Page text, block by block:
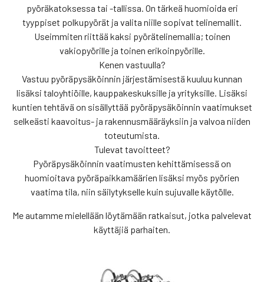
pyöräkatoksessa tai -tallissa. On tärkeä huomioida eri
tyyppiset polkupyörät ja valita niille sopivat telinemallit.
Useimmiten riittää kaksi pyörätelinemallia; toinen
vakiopyörille ja toinen erikoinpyörille.
Kenen vastuulla?
Vastuu pyöräpysäköinnin järjestämisestä kuuluu kunnan
lisäksi taloyhtiöille, kauppakeskuksille ja yrityksille. Lisäksi
kuntien tehtävä on sisällyttää pyöräpysäköinnin vaatimukset
selkeästi kaavoitus- ja rakennusmääräyksiin ja valvoa niiden
toteutumista.
Tulevat tavoitteet?
Pyöräpysäköinnin vaatimusten kehittämisessä on
huomioitava pyöräpaikkamäärien lisäksi myös pyörien
vaatima tila, niin säilytykselle kuin sujuvalle käytölle.
Me autamme mielellään löytämään ratkaisut, jotka palvelevat
käyttäjiä parhaiten.